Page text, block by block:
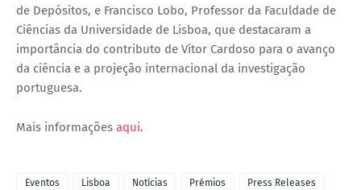
de Depósitos, e Francisco Lobo, Professor da Faculdade de
Ciências da Universidade de Lisboa, que destacaram a
importância do contributo de Vítor Cardoso para o avanço
da ciência e a projeção internacional da investigação
portuguesa.
Mais informações aqui.
Eventos Lisboa Notícias Prémios
Press Releases